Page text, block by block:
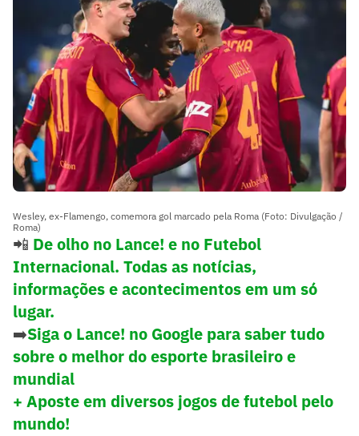
Wesley, ex-Flamengo, comemora gol marcado pela Roma (Foto: Divulgação /
Roma)
📲 De olho no Lance! e no Futebol
Internacional. Todas as notícias,
informações e acontecimentos em um só
lugar.
➡️Siga o Lance! no Google para saber tudo
sobre o melhor do esporte brasileiro e
mundial
+ Aposte em diversos jogos de futebol pelo
mundo!